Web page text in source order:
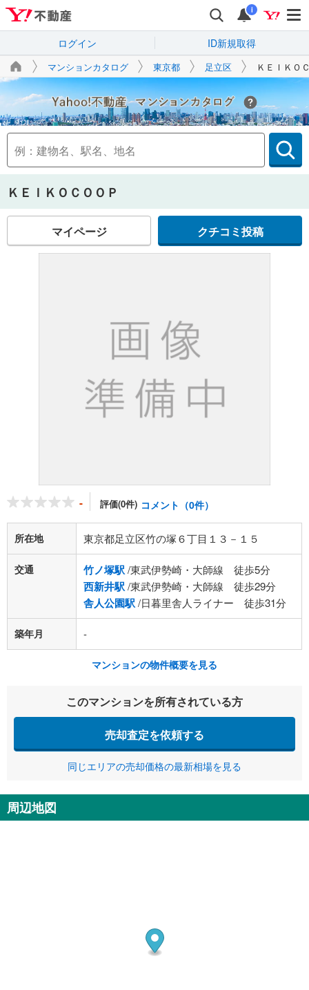
i
ログイン ID新規取得
マンションカタログ 東京都 足立区 ＫＥＩＫＯ
Yahoo!不動産
ＫＥＩＫＯＣＯＯＰ
マイページ クチコミ投稿
- 評価(0件) コメント（0件）
所在地 東京都足立区竹の塚６丁目１３－１５
交通 竹ノ塚駅/東武伊勢崎・大師線 徒歩5分
西新井駅/東武伊勢崎・大師線 徒歩29分
舎人公園駅/日暮里舎人ライナー 徒歩31分
築年月 -
マンションの物件概要を見る
このマンションを所有されている方
売却査定を依頼する
同じエリアの売却価格の最新相場を見る
周辺地図